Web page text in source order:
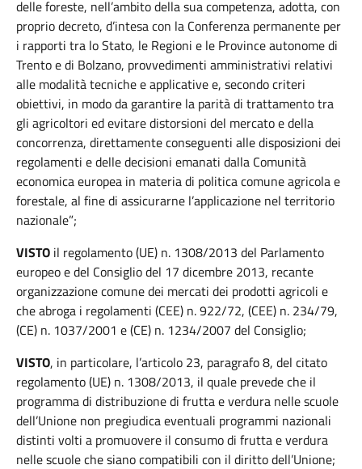
delle foreste, nell’ambito della sua competenza, adotta, con
proprio decreto, d’intesa con la Conferenza permanente per
i rapporti tra lo Stato, le Regioni e le Province autonome di
Trento e di Bolzano, provvedimenti amministrativi relativi
alle modalità tecniche e applicative e, secondo criteri
obiettivi, in modo da garantire la parità di trattamento tra
gli agricoltori ed evitare distorsioni del mercato e della
concorrenza, direttamente conseguenti alle disposizioni dei
regolamenti e delle decisioni emanati dalla Comunità
economica europea in materia di politica comune agricola e
forestale, al fine di assicurarne l’applicazione nel territorio
nazionale”;
VISTO il regolamento (UE) n. 1308/2013 del Parlamento
europeo e del Consiglio del 17 dicembre 2013, recante
organizzazione comune dei mercati dei prodotti agricoli e
che abroga i regolamenti (CEE) n. 922/72, (CEE) n. 234/79,
(CE) n. 1037/2001 e (CE) n. 1234/2007 del Consiglio;
VISTO, in particolare, l’articolo 23, paragrafo 8, del citato
regolamento (UE) n. 1308/2013, il quale prevede che il
programma di distribuzione di frutta e verdura nelle scuole
dell’Unione non pregiudica eventuali programmi nazionali
distinti volti a promuovere il consumo di frutta e verdura
nelle scuole che siano compatibili con il diritto dell’Unione;